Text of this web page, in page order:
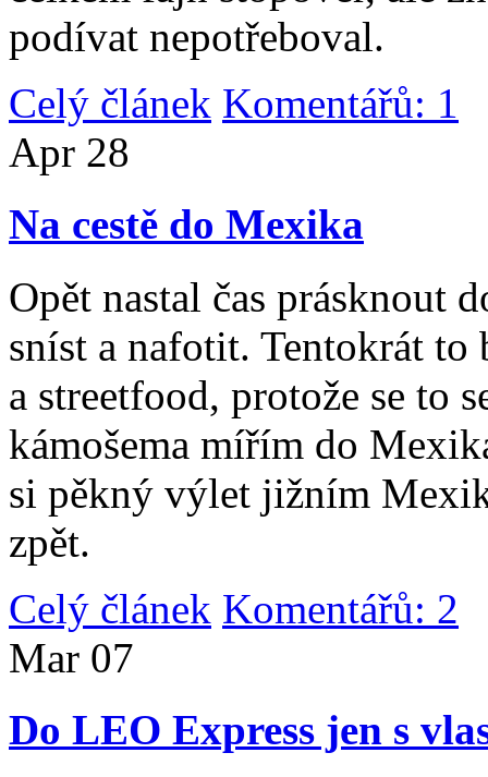
podívat nepotřeboval.
Celý článek Komentářů: 1
Apr 28
Na cestě do Mexika
Opět nastal čas prásknout
sníst a nafotit. Tentokrát
a streetfood, protože se to
kámošema mířím do
si pěkný výlet jižním
zpět.
Celý článek Komentářů: 2
Mar 07
Do LEO Express jen s